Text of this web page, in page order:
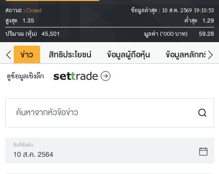
สถานะ : Closed ข้อมูลล่าสุด : 10 ส.ค. 2569 19:10:53
สูงสุด
1.35 ต่ำสุด 1.29
ปริมาณ (หุ้น) 45,501 มูลค่า ('000 บาท) 59.28
ข่าว สิทธิประโยชน์ ข้อมูลผู้ถือหุ้น ข้อมูลหลักทรัพย์
ดูข้อมูลเชิงลึก
วันที่เริ่มต้น